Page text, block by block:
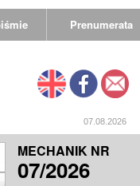
Prenumerata
07.08.2026
MECHANIK NR
07/2026